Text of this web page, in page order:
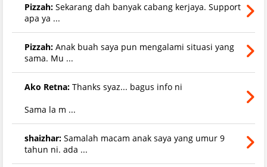
Pizzah: Sekarang dah banyak cabang kerjaya. Support
apa ya ...
Pizzah: Anak buah saya pun mengalami situasi yang
sama. Mu ...
Ako Retna: Thanks syaz... bagus info ni
Sama la m ...
shaizhar: Samalah macam anak saya yang umur 9
tahun ni. ada ...